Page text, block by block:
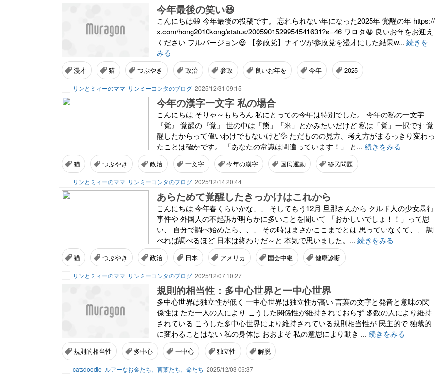
今年最後の笑い😆
こんにちは😃 今年最後の投稿です。 忘れられない年になった2025年 覚醒の年 https://
x.com/hong2010kong/status/2005901529954541631?s=46 ワロタ😆 良いお年をお迎え
ください フルバージョン😃 【参政党】ナイツが参政党を漫才にした結果w... 続きを
みる
漫才 猫 つぶやき 政治 参政 良いお年を 今年 2025
リンとミィーのママ リンミーコンタのブログ 2025/12/31 09:15
今年の漢字一文字 私の場合
こんにちは そりゃ～もちろん 私にとっての今年は特別でした。 今年の私の一文字
『覚』 覚醒の『覚』 世の中は「熊」「米」とかみたいだけど 私は「覚」一択です 覚
醒したからって偉いわけでもないけど💦 ただものの見方、考え方がまるっきり変わっ
たことは確かです。 「あなたの常識は間違っています！」 と... 続きをみる
猫 つぶやき 政治 一文字 今年の漢字 国民運動 移民問題
リンとミィーのママ リンミーコンタのブログ 2025/12/14 20:44
あらためて覚醒したきっかけはこれから
こんにちは 今年春くらいかな、、 そしてもう12月 旦那さんから クルド人の少女暴行
事件や 外国人の不起訴が明らかに多いことを聞いて 「おかしいでしょ！！」って思
い、 自分で調べ始めたら、、、 その時はまさかここまでとは 思っていなくて、、 調
べれば調べるほど 日本は終わりだ～と 本気で思いました。... 続きをみる
猫 つぶやき 政治 日本 アメリカ 国会中継 健康診断
リンとミィーのママ リンミーコンタのブログ 2025/12/07 10:27
規則的相当性：多中心世界と一中心世界
多中心世界は独立性が低く 一中心世界は独立性が高い 言葉の文字と発音と意味の関
係性は ただ一人の人により こうした関係性が維持されておらず 多数の人により維持
されている こうした多中心世界により維持されている規則相当性が 民主的で 独裁的
に変わることはない 私の身体は おおよそ 私の意思により動き ... 続きをみる
規則的相当性 多中心 一中心 独立性 解脱
catsdoodle ルアーなお金たち、言葉たち、命たち 2025/12/03 06:37